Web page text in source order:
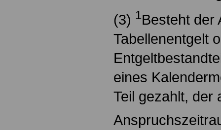
(3) 1Besteht der
Tabellenentgelt
eines
Teil gezahlt, der